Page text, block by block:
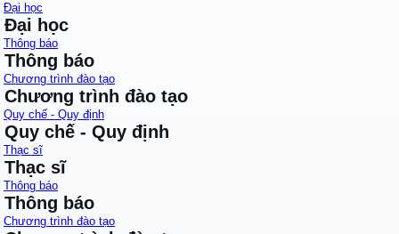
Đại học
Đại học
Thông báo
Thông báo
Chương trình đào tạo
Chương trình đào tạo
Quy chế - Quy định
Quy chế - Quy định
Thạc sĩ
Thạc sĩ
Thông báo
Thông báo
Chương trình đào tạo